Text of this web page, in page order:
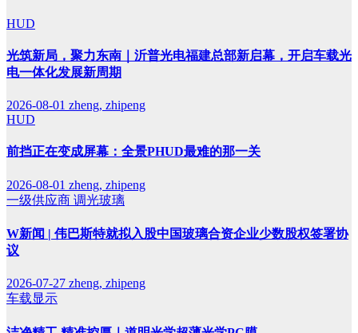
HUD
光筑新局，聚力东南｜沂普光电福建总部新启幕，开启车载光
电一体化发展新周期
2026-08-01 zheng, zhipeng
HUD
前挡正在变成屏幕：全景PHUD最难的那一关
2026-08-01 zheng, zhipeng
一级供应商 调光玻璃
W新闻 | 伟巴斯特就拟入股中国玻璃合资企业少数股权签署协
议
2026-07-27 zheng, zhipeng
车载显示